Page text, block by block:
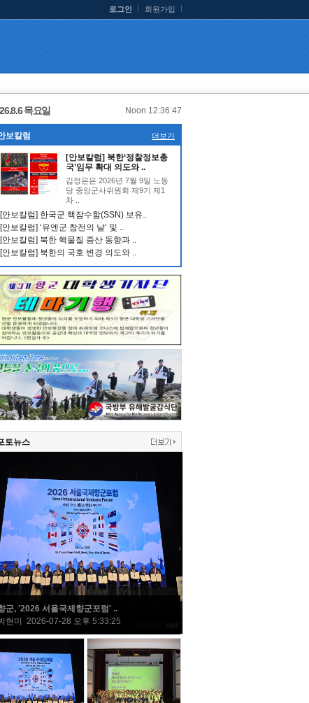
로그인 회원가입
목요일 Noon 12:36:47
보칼럼 더보기
[안보칼럼] 북한‘정찰정보총
국’임무 확대 의도와 ..
김정은은 2026년 7월 9일 노동
당 중앙군사위원회 제9기 제1
차 ..
[안보칼럼] 한국군 핵잠수함(SSN) 보유..
[안보칼럼] ‘유엔군 참전의 날’ 및 ..
[안보칼럼] 북한 핵물질 증산 동향과 ..
[안보칼럼] 북한의 국호 변경 의도와 ..
토뉴스
군, '2026 서울국제향군포럼' ..
현미 2026-07-28 오후 5:33:25